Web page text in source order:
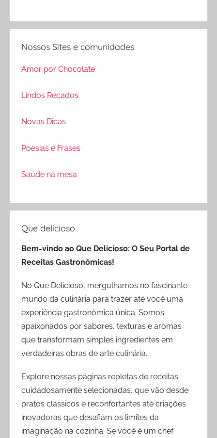
Nossos Sites e comunidades
Amor por Chocolate
Lindos Recados
Novas Dicas
Poesias e Frases
Saúde na mesa
Que delicioso
Bem-vindo ao Que Delicioso: O Seu Portal de
Receitas Gastronômicas!
No Que Delicioso, mergulhamos no fascinante
mundo da culinária para trazer até você uma
experiência gastronômica única. Somos
apaixonados por sabores, texturas e aromas
que transformam simples ingredientes em
verdadeiras obras de arte culinária.
Explore nossas páginas repletas de receitas
cuidadosamente selecionadas, que vão desde
pratos clássicos e reconfortantes até criações
inovadoras que desafiam os limites da
imaginação na cozinha. Se você é um chef